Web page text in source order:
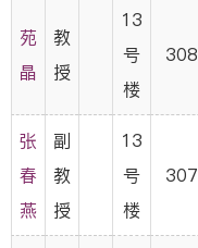
苑
晶
教
授
13
号
楼
308
张
春
燕
副
教
授
13
号
楼
307